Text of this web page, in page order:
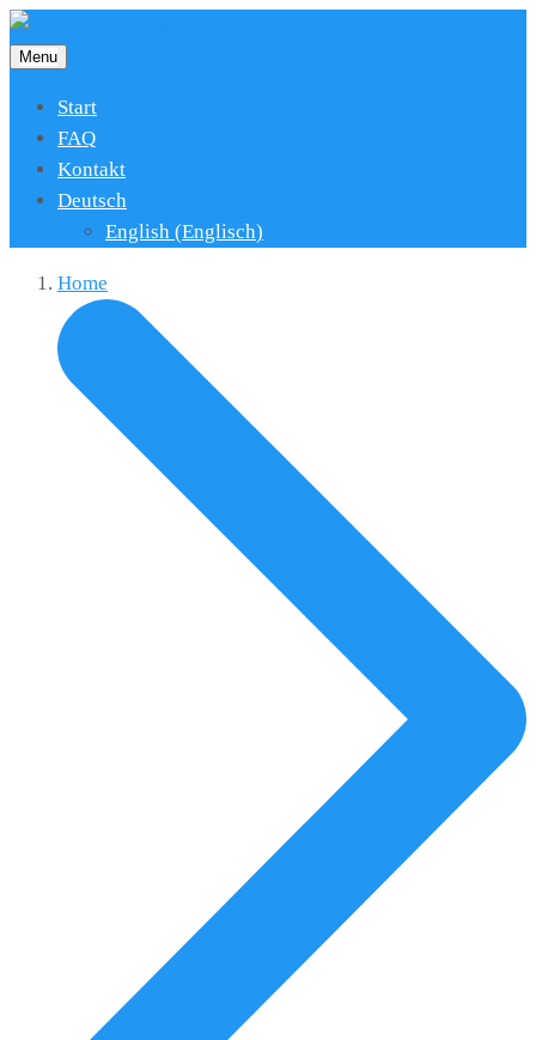
Menu
Start
FAQ
Kontakt
Deutsch
English (Englisch)
Home